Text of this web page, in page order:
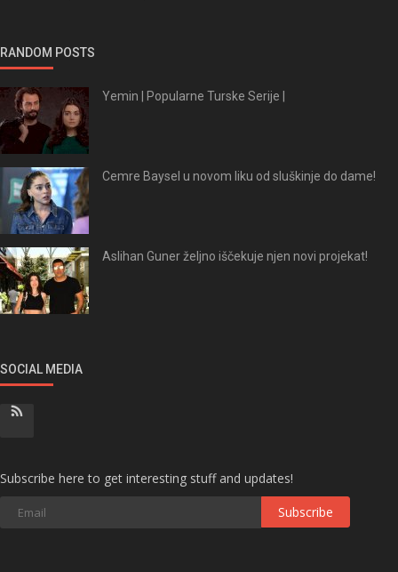
RANDOM POSTS
Yemin | Popularne Turske Serije |
Cemre Baysel u novom liku od sluškinje do dame!
Aslihan Guner željno iščekuje njen novi projekat!
SOCIAL MEDIA
Subscribe here to get interesting stuff and updates!
Subscribe